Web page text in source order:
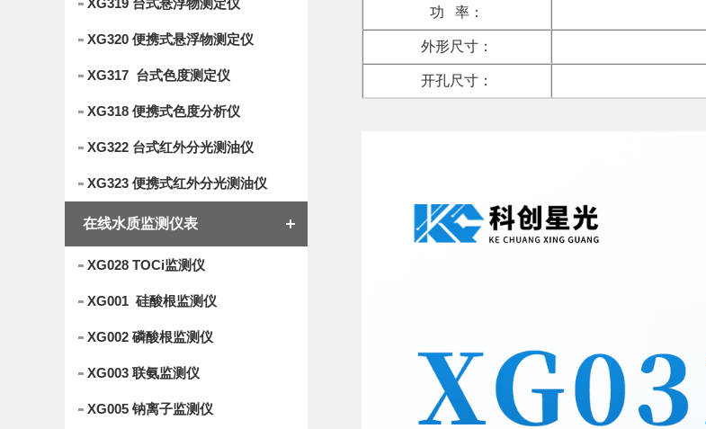
功 率：
外形尺寸：
开孔尺寸：
XG319 台式悬浮物测定仪
XG320 便携式悬浮物测定仪
XG317 台式色度测定仪
XG318 便携式色度分析仪
XG322 台式红外分光测油仪
XG323 便携式红外分光测油仪
在线水质监测仪表
XG028 TOCi监测仪
XG001 硅酸根监测仪
XG002 磷酸根监测仪
XG003 联氨监测仪
XG005 钠离子监测仪